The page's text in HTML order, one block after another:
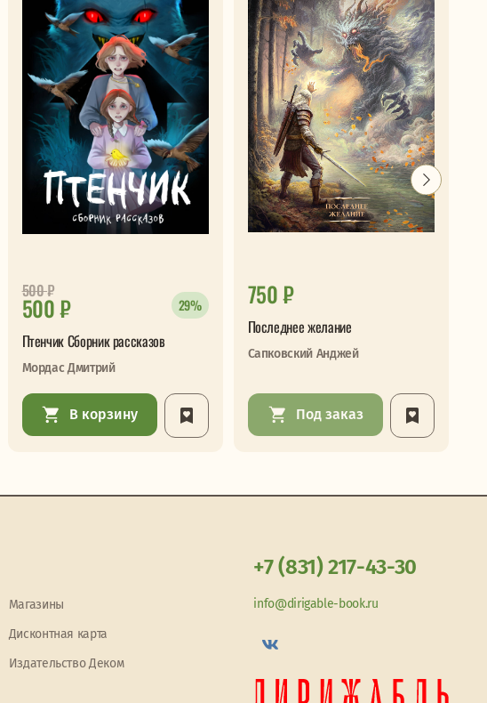
500 ₽
500₽
29%
Птенчик Сборник рассказов
Мордас Дмитрий
В корзину
750 ₽
Последнее желание
Сапковский Анджей
Под заказ
Магазины
Дисконтная карта
Издательство Деком
+7 (831) 217-43-30
info@dirigable-book.ru